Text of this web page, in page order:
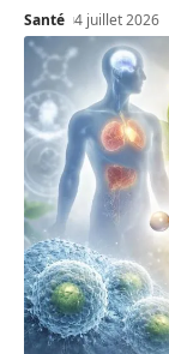
Santé 4 juillet 2026